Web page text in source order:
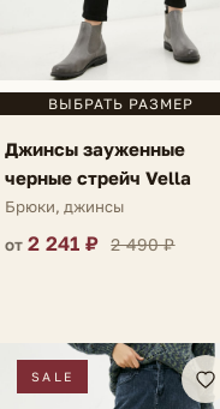
ВЫБРАТЬ РАЗМЕР
Джинсы зауженные
черные стрейч Vella
Брюки, джинсы
от 2 241 ₽ 2 490 ₽
SALE